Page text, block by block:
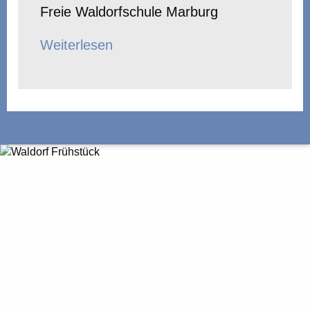
Freie Waldorfschule Marburg
Weiterlesen